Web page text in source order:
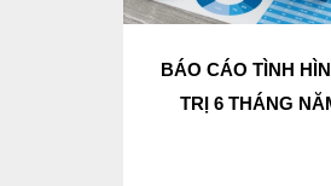
BÁO CÁO TÌNH
TRỊ 6 THÁNG